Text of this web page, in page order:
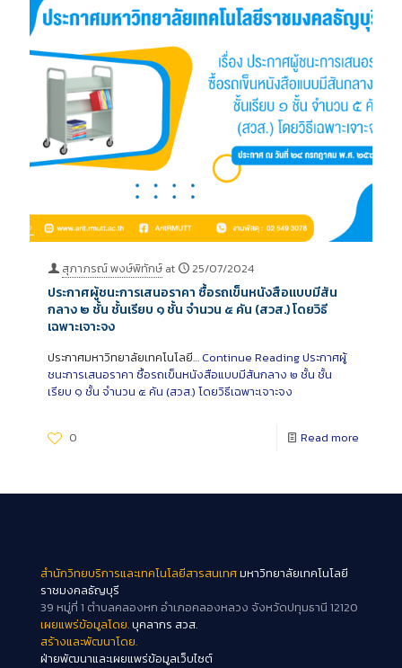
สุภาภรณ์ พงษ์พิทักษ์ at 25/07/2024
ประกาศผู้ชนะการเสนอราคา ซื้อรถเข็นหนังสือแบบมีสัน
กลาง ๒ ชั้น ชั้นเรียบ ๑ ชั้น จำนวน ๕ คัน (สวส.) โดยวิธี
เฉพาะเจาะจง
ประกาศมหาวิทยาลัยเทคโนโลยี… Continue Readingประกาศผู้
ชนะการเสนอราคา ซื้อรถเข็นหนังสือแบบมีสันกลาง ๒ ชั้น ชั้น
เรียบ ๑ ชั้น จำนวน ๕ คัน (สวส.) โดยวิธีเฉพาะเจาะจง
0 Read more
สำนักวิทยบริการและเทคโนโลยีสารสนเทศมหาวิทยาลัยเทคโนโลยี
ราชมงคลธัญบุรี
39 หมู่ที่ 1 ตำบลคลองหก อำเภอคลองหลวง จังหวัดปทุมธานี 12120
เผยแพร่ข้อมูลโดย.บุคลากร สวส.
สร้างและพัฒนาโดย.
ฝ่ายพัฒนาและเผยแพร่ข้อมูลเว็บไซต์